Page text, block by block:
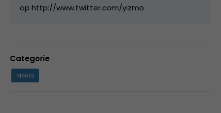
op http://www.twitter.com/yizmo
Categorie
Media